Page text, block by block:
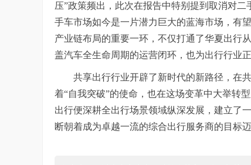
压”政策频出，此次在报告中特别提到取消对
手车市场如今是一片潜力巨大的蓝海市场，有
产业链布局的重要一环，不仅打通了华夏出行
盖汽车全生命周期的运营闭环，也为出行行业
共享出行行业开辟了新时代的新路径，在
着“自我突破”的使命，也在这场变革中大举转
出行便深耕全出行场景领域纵深发展，建立了
断朝着成为卓越一流的综合出行服务商的目标迈